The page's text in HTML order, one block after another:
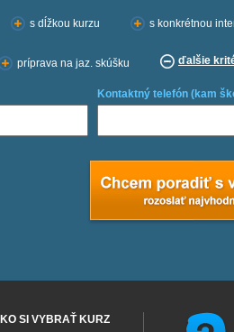
s dĺžkou kurzu s konkrétnou
príprava na jaz. skúšku ďalšie
Kontaktný telefón (kam
SI VYBRAŤ KURZ